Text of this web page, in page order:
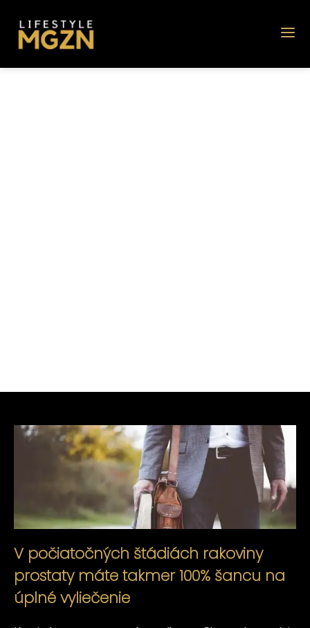
V počiatočných štádiách rakoviny
prostaty máte takmer 100% šancu na
úplné vyliečenie